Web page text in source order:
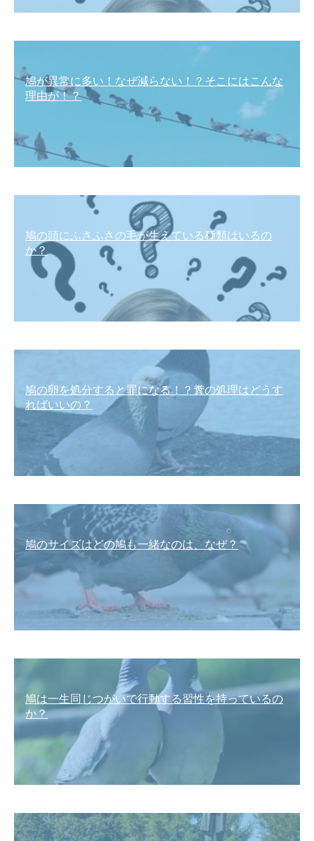
鳩が異常に多い！なぜ減らない！？そこにはこんな
理由が！？
鳩の頭にふさふさの毛が生えている種類はいるの
か？
鳩の卵を処分すると罪になる！？糞の処理はどうす
ればいいの？
鳩のサイズはどの鳩も一緒なのは、なぜ？
鳩は一生同じつがいで行動する習性を持っているの
か？